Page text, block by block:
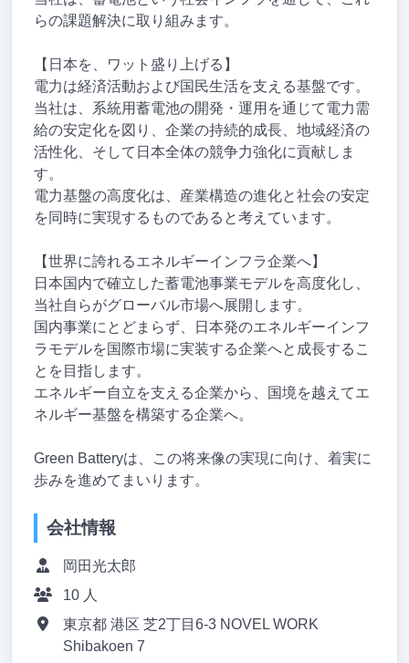
らの課題解決に取り組みます。
【日本を、ワット盛り上げる】
電力は経済活動および国民生活を支える基盤です。
当社は、系統用蓄電池の開発・運用を通じて電力需
給の安定化を図り、企業の持続的成長、地域経済の
活性化、そして日本全体の競争力強化に貢献しま
す。
電力基盤の高度化は、産業構造の進化と社会の安定
を同時に実現するものであると考えています。
【世界に誇れるエネルギーインフラ企業へ】
日本国内で確立した蓄電池事業モデルを高度化し、
当社自らがグローバル市場へ展開します。
国内事業にとどまらず、日本発のエネルギーインフ
ラモデルを国際市場に実装する企業へと成長するこ
とを目指します。
エネルギー自立を支える企業から、国境を越えてエ
ネルギー基盤を構築する企業へ。
Green Batteryは、この将来像の実現に向け、着実に
歩みを進めてまいります。
会社情報
岡田光太郎
10 人
東京都 港区 芝2丁目6-3 NOVEL WORK
Shibakoen 7